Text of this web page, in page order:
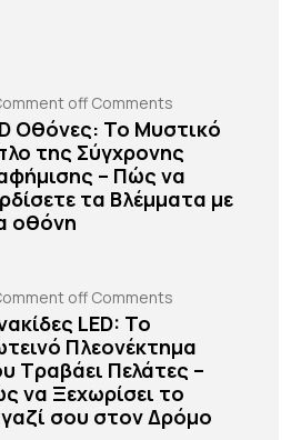
off Comments
Οθόνες: Το Μυστικό
της Σύγχρονης
– Πώς να
τα Βλέμματα με
οθόνη
off Comments
LED: Το
Πλεονέκτημα
Τραβάει Πελάτες –
να Ξεχωρίσει το
σου στον Δρόμο